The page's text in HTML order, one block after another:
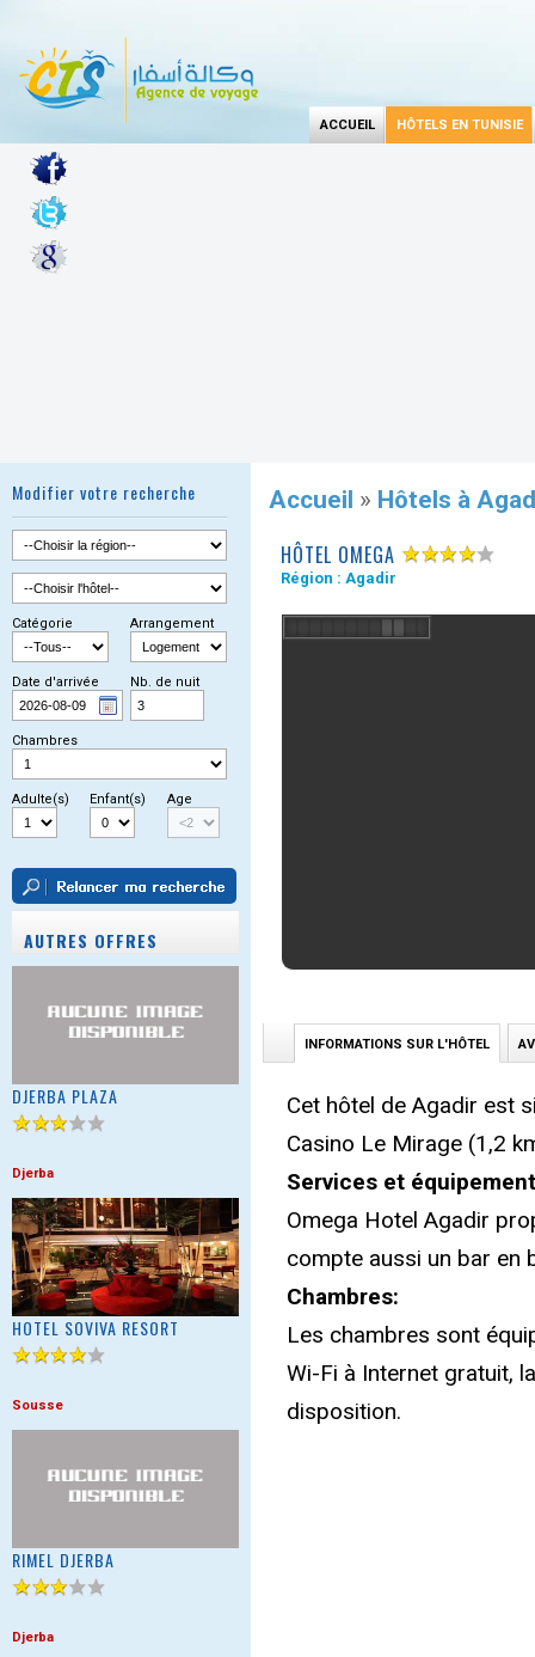
ACCUEIL HÔTELS EN TUNISIE
Modifier votre recherche
Catégorie Arrangement
Date d'arrivée Nb. de nuit
Chambres
Adulte(s) Enfant(s) Age
AUTRES OFFRES
DJERBA PLAZA
Djerba
HOTEL SOVIVA RESORT
Sousse
RIMEL DJERBA
Djerba
Accueil » Hôtels à
HÔTEL OMEGA
Région : Agadir
INFORMATIONS SUR L'HÔTEL
Cet hôtel de Agadir est
Casino Le Mirage (1,2
Services et
Omega Hotel Agadir
compte aussi un bar en
Chambres:
Les chambres sont
Wi-Fi à Internet gratuit,
disposition.